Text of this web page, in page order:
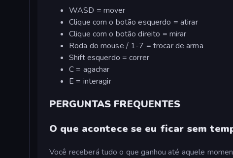
WASD = mover
Clique com o botão esquerdo = atirar
Clique com o botão direito = mirar
Roda do mouse / 1-7 = trocar de arma
Shift esquerdo = correr
C = agachar
E = interagir
PERGUNTAS FREQUENTES
O que acontece se eu ficar sem
Você receberá tudo o que ganhou até aquele